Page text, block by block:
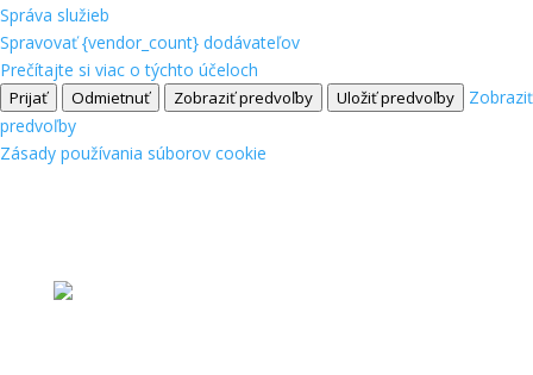
Správa služieb
Spravovať {vendor_count} dodávateľov
Prečítajte si viac o týchto účeloch
Prijať Odmietnuť Zobraziť predvoľby Uložiť predvoľby
Zobraziť
predvoľby
Zásady používania súborov cookie